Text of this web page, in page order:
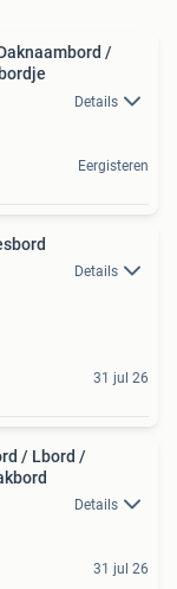
/
Details
Eergisteren
Details
31 jul 26
/ Lbord /
Details
31 jul 26